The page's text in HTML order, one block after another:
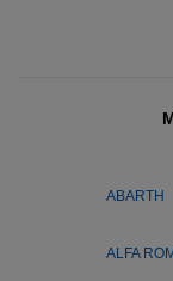
ABARTH
ALFA